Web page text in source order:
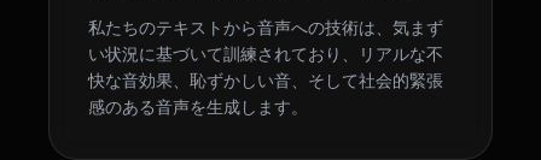
私たちのテキストから音声への技術は、気まず
い状況に基づいて訓練されており、リアルな不
快な音効果、恥ずかしい音、そして社会的緊張
感のある音声を生成します。